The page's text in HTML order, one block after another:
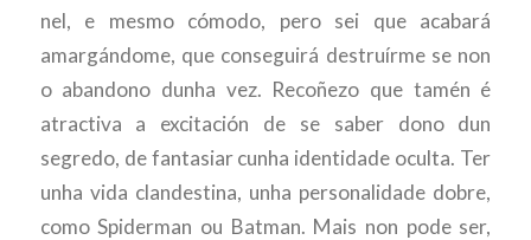
nel, e mesmo cómodo, pero sei que acabará
amargándome, que conseguirá destruírme se non
o abandono dunha vez. Recoñezo que tamén é
atractiva a excitación de se saber dono dun
segredo, de fantasiar cunha identidade oculta. Ter
unha vida clandestina, unha personalidade dobre,
como Spiderman ou Batman. Mais non pode ser,